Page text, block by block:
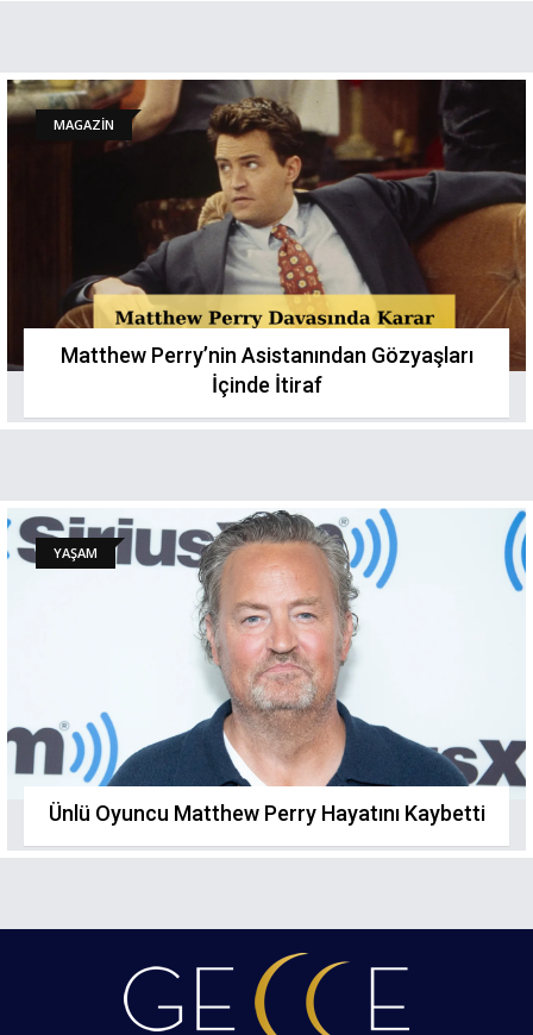
MAGAZİN
Matthew Perry’nin Asistanından Gözyaşları
İçinde İtiraf
YAŞAM
Ünlü Oyuncu Matthew Perry Hayatını Kaybetti